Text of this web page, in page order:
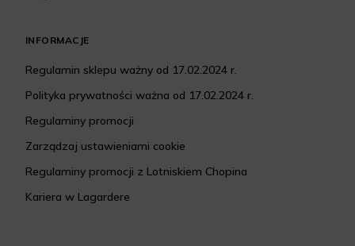
INFORMACJE
Regulamin sklepu ważny od 17.02.2024 r.
Polityka prywatności ważna od 17.02.2024 r.
Regulaminy promocji
Zarządzaj ustawieniami cookie
Regulaminy promocji z Lotniskiem Chopina
Kariera w Lagardere